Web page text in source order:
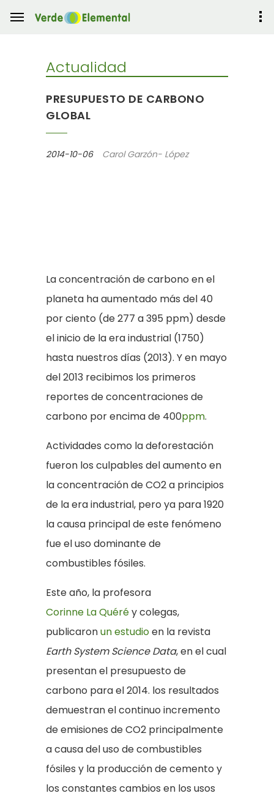
Actualidad
PRESUPUESTO DE CARBONO
GLOBAL
2014-10-06 Carol Garzón- López
La concentración de carbono en el
planeta ha aumentado más del 40
por ciento (de 277 a 395 ppm) desde
el inicio de la era industrial (1750)
hasta nuestros días (2013). Y en mayo
del 2013 recibimos los primeros
reportes de concentraciones de
carbono por encima de 400ppm.
Actividades como la deforestación
fueron los culpables del aumento en
la concentración de CO2 a principios
de la era industrial, pero ya para 1920
la causa principal de este fenómeno
fue el uso dominante de
combustibles fósiles.
Este año, la profesora
Corinne La Quéréy colegas,
publicaronun estudioen la revista
Earth System Science Data, en el cual
presentan el presupuesto de
carbono para el 2014. los resultados
demuestran el continuo incremento
de emisiones de CO2 principalmente
a causa del uso de combustibles
fósiles y la producción de cemento y
los constantes cambios en los usos